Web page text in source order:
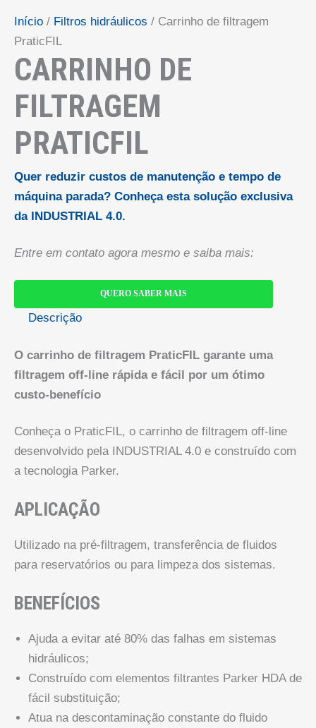
Início / Filtros hidráulicos / Carrinho de filtragem
PraticFIL
CARRINHO DE
FILTRAGEM
PRATICFIL
Quer reduzir custos de manutenção e tempo de
máquina parada? Conheça esta solução exclusiva
da INDUSTRIAL 4.0.
Entre em contato agora mesmo e saiba mais:
QUERO SABER MAIS
Descrição
O carrinho de filtragem PraticFIL garante uma
filtragem off-line rápida e fácil por um ótimo
custo-benefício
Conheça o PraticFIL, o carrinho de filtragem off-line
desenvolvido pela INDUSTRIAL 4.0 e construído com
a tecnologia Parker.
APLICAÇÃO
Utilizado na pré-filtragem, transferência de fluidos
para reservatórios ou para limpeza dos sistemas.
BENEFÍCIOS
Ajuda a evitar até 80% das falhas em sistemas
hidráulicos;
Construído com elementos filtrantes Parker HDA de
fácil substituição;
Atua na descontaminação constante do fluido